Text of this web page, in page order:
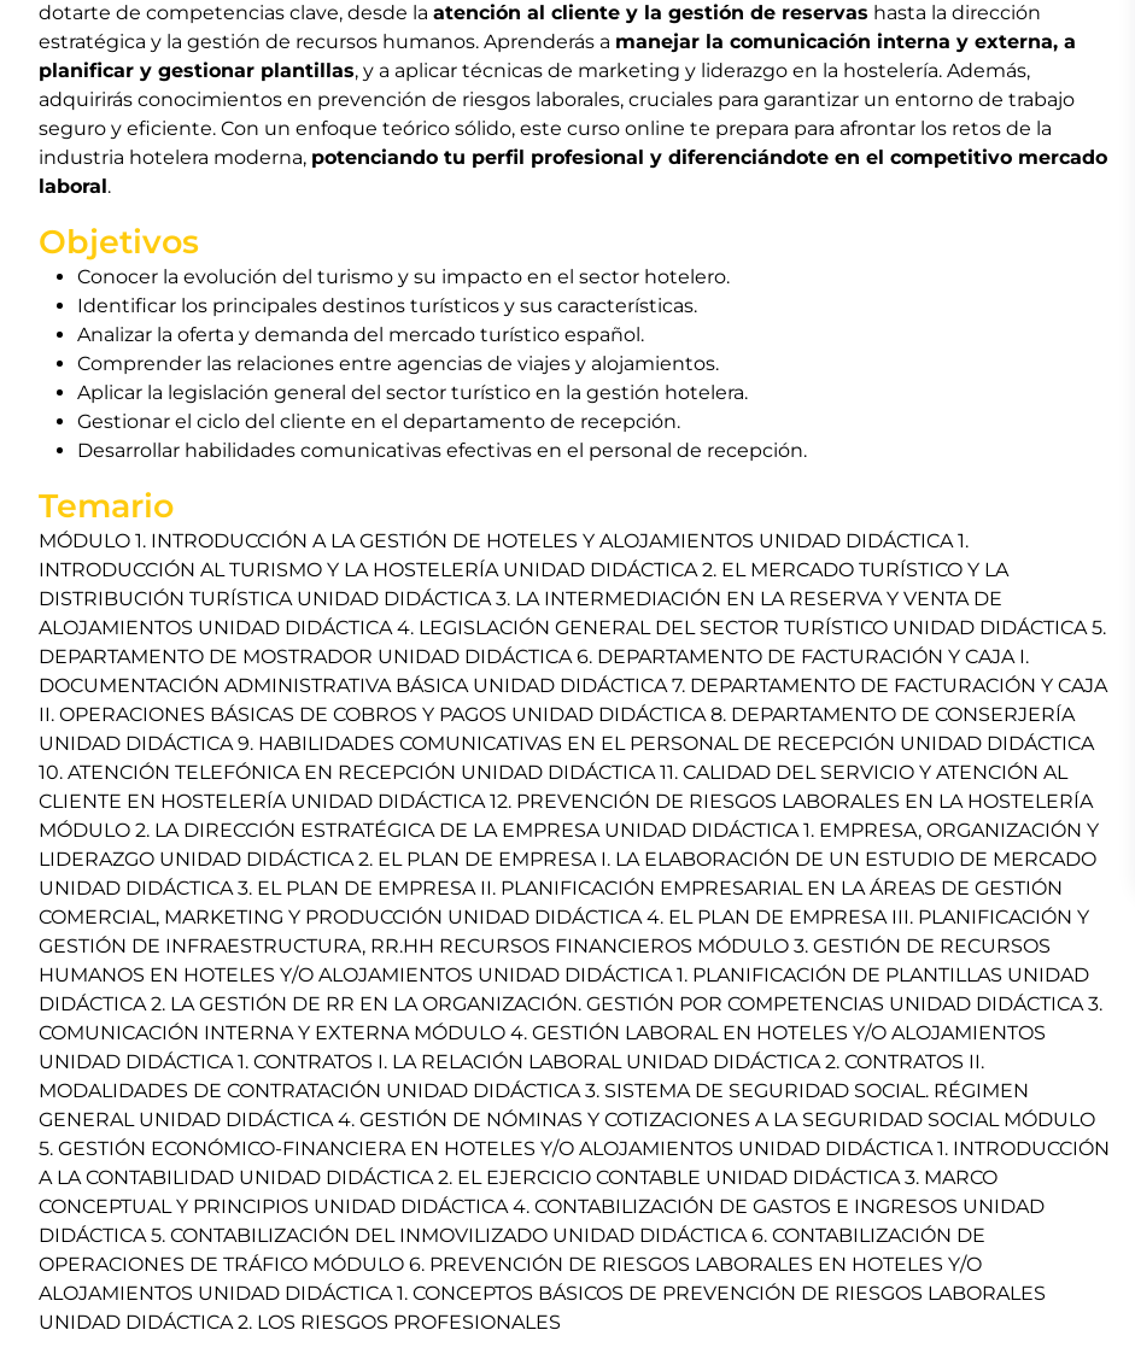
dotarte de competencias clave, desde la atención al cliente y la gestión de reservas hasta la dirección
estratégica y la gestión de recursos humanos. Aprenderás a manejar la comunicación interna y externa, a
planificar y gestionar plantillas, y a aplicar técnicas de marketing y liderazgo en la hostelería. Además,
adquirirás conocimientos en prevención de riesgos laborales, cruciales para garantizar un entorno de trabajo
seguro y eficiente. Con un enfoque teórico sólido, este curso online te prepara para afrontar los retos de la
industria hotelera moderna, potenciando tu perfil profesional y diferenciándote en el competitivo mercado
laboral.
Objetivos
Conocer la evolución del turismo y su impacto en el sector hotelero.
Identificar los principales destinos turísticos y sus características.
Analizar la oferta y demanda del mercado turístico español.
Comprender las relaciones entre agencias de viajes y alojamientos.
Aplicar la legislación general del sector turístico en la gestión hotelera.
Gestionar el ciclo del cliente en el departamento de recepción.
Desarrollar habilidades comunicativas efectivas en el personal de recepción.
Temario
MÓDULO 1. INTRODUCCIÓN A LA GESTIÓN DE HOTELES Y ALOJAMIENTOS UNIDAD DIDÁCTICA 1.
INTRODUCCIÓN AL TURISMO Y LA HOSTELERÍA UNIDAD DIDÁCTICA 2. EL MERCADO TURÍSTICO Y LA
DISTRIBUCIÓN TURÍSTICA UNIDAD DIDÁCTICA 3. LA INTERMEDIACIÓN EN LA RESERVA Y VENTA DE
ALOJAMIENTOS UNIDAD DIDÁCTICA 4. LEGISLACIÓN GENERAL DEL SECTOR TURÍSTICO UNIDAD DIDÁCTICA 5.
DEPARTAMENTO DE MOSTRADOR UNIDAD DIDÁCTICA 6. DEPARTAMENTO DE FACTURACIÓN Y CAJA I.
DOCUMENTACIÓN ADMINISTRATIVA BÁSICA UNIDAD DIDÁCTICA 7. DEPARTAMENTO DE FACTURACIÓN Y CAJA
II. OPERACIONES BÁSICAS DE COBROS Y PAGOS UNIDAD DIDÁCTICA 8. DEPARTAMENTO DE CONSERJERÍA
UNIDAD DIDÁCTICA 9. HABILIDADES COMUNICATIVAS EN EL PERSONAL DE RECEPCIÓN UNIDAD DIDÁCTICA
10. ATENCIÓN TELEFÓNICA EN RECEPCIÓN UNIDAD DIDÁCTICA 11. CALIDAD DEL SERVICIO Y ATENCIÓN AL
CLIENTE EN HOSTELERÍA UNIDAD DIDÁCTICA 12. PREVENCIÓN DE RIESGOS LABORALES EN LA HOSTELERÍA
MÓDULO 2. LA DIRECCIÓN ESTRATÉGICA DE LA EMPRESA UNIDAD DIDÁCTICA 1. EMPRESA, ORGANIZACIÓN Y
LIDERAZGO UNIDAD DIDÁCTICA 2. EL PLAN DE EMPRESA I. LA ELABORACIÓN DE UN ESTUDIO DE MERCADO
UNIDAD DIDÁCTICA 3. EL PLAN DE EMPRESA II. PLANIFICACIÓN EMPRESARIAL EN LA ÁREAS DE GESTIÓN
COMERCIAL, MARKETING Y PRODUCCIÓN UNIDAD DIDÁCTICA 4. EL PLAN DE EMPRESA III. PLANIFICACIÓN Y
GESTIÓN DE INFRAESTRUCTURA, RR.HH RECURSOS FINANCIEROS MÓDULO 3. GESTIÓN DE RECURSOS
HUMANOS EN HOTELES Y/O ALOJAMIENTOS UNIDAD DIDÁCTICA 1. PLANIFICACIÓN DE PLANTILLAS UNIDAD
DIDÁCTICA 2. LA GESTIÓN DE RR EN LA ORGANIZACIÓN. GESTIÓN POR COMPETENCIAS UNIDAD DIDÁCTICA 3.
COMUNICACIÓN INTERNA Y EXTERNA MÓDULO 4. GESTIÓN LABORAL EN HOTELES Y/O ALOJAMIENTOS
UNIDAD DIDÁCTICA 1. CONTRATOS I. LA RELACIÓN LABORAL UNIDAD DIDÁCTICA 2. CONTRATOS II.
MODALIDADES DE CONTRATACIÓN UNIDAD DIDÁCTICA 3. SISTEMA DE SEGURIDAD SOCIAL. RÉGIMEN
GENERAL UNIDAD DIDÁCTICA 4. GESTIÓN DE NÓMINAS Y COTIZACIONES A LA SEGURIDAD SOCIAL MÓDULO
5. GESTIÓN ECONÓMICO-FINANCIERA EN HOTELES Y/O ALOJAMIENTOS UNIDAD DIDÁCTICA 1. INTRODUCCIÓN
A LA CONTABILIDAD UNIDAD DIDÁCTICA 2. EL EJERCICIO CONTABLE UNIDAD DIDÁCTICA 3. MARCO
CONCEPTUAL Y PRINCIPIOS UNIDAD DIDÁCTICA 4. CONTABILIZACIÓN DE GASTOS E INGRESOS UNIDAD
DIDÁCTICA 5. CONTABILIZACIÓN DEL INMOVILIZADO UNIDAD DIDÁCTICA 6. CONTABILIZACIÓN DE
OPERACIONES DE TRÁFICO MÓDULO 6. PREVENCIÓN DE RIESGOS LABORALES EN HOTELES Y/O
ALOJAMIENTOS UNIDAD DIDÁCTICA 1. CONCEPTOS BÁSICOS DE PREVENCIÓN DE RIESGOS LABORALES
UNIDAD DIDÁCTICA 2. LOS RIESGOS PROFESIONALES